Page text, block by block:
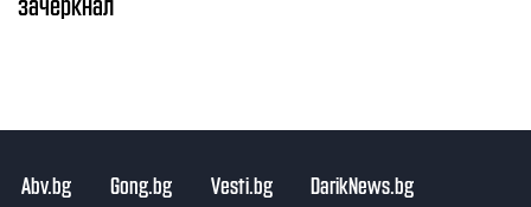
Abv.bg Gong.bg Vesti.bg DarikNews.bg